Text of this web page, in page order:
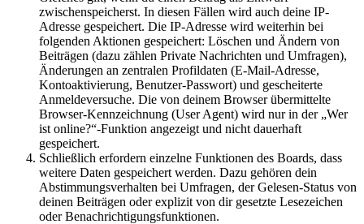
zwischenspeicherst. In diesen Fällen wird auch deine IP-
Adresse gespeichert. Die IP-Adresse wird weiterhin bei
folgenden Aktionen gespeichert: Löschen und Ändern von
Beiträgen (dazu zählen Private Nachrichten und Umfragen),
Änderungen an zentralen Profildaten (E-Mail-Adresse,
Kontoaktivierung, Benutzer-Passwort) und gescheiterte
Anmeldeversuche. Die von deinem Browser übermittelte
Browser-Kennzeichnung (User Agent) wird nur in der „Wer
ist online?“-Funktion angezeigt und nicht dauerhaft
gespeichert.
Schließlich erfordern einzelne Funktionen des Boards, dass
weitere Daten gespeichert werden. Dazu gehören dein
Abstimmungsverhalten bei Umfragen, der Gelesen-Status von
deinen Beiträgen oder explizit von dir gesetzte Lesezeichen
oder Benachrichtigungsfunktionen.